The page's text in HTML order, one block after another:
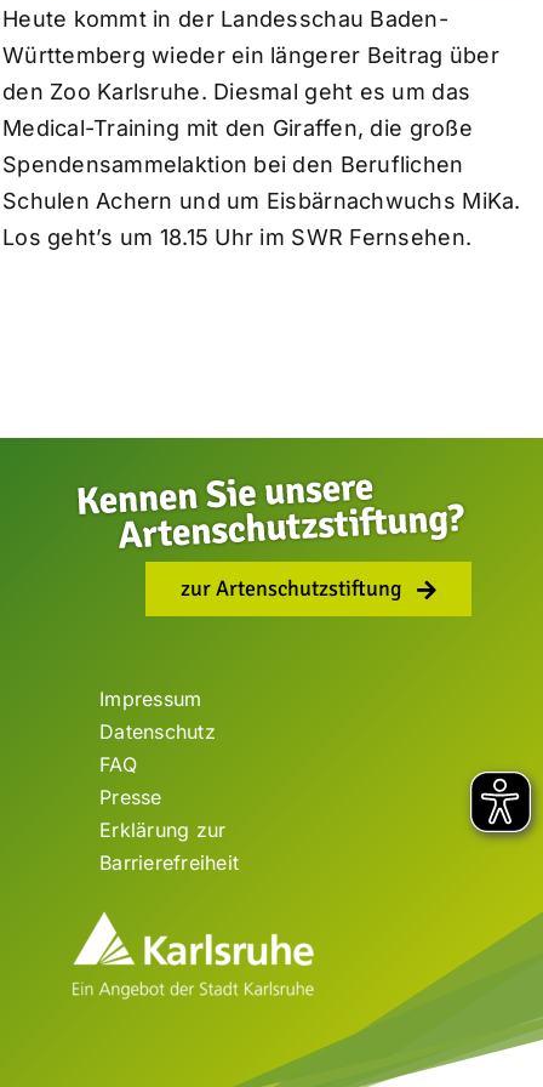
Heute kommt in der Landesschau Baden-
Württemberg wieder ein längerer Beitrag über
den Zoo Karlsruhe. Diesmal geht es um das
Medical-Training mit den Giraffen, die große
Spendensammelaktion bei den Beruflichen
Schulen Achern und um Eisbärnachwuchs MiKa.
Los geht’s um 18.15 Uhr im SWR Fernsehen.
zur Artenschutzstiftung
Impressum
Datenschutz
FAQ
Presse
Erklärung zur
Barrierefreiheit